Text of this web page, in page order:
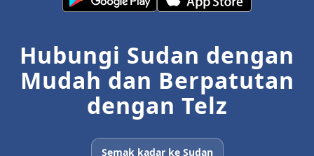
Hubungi Sudan dengan
Mudah dan Berpatutan
dengan Telz
Semak kadar ke Sudan